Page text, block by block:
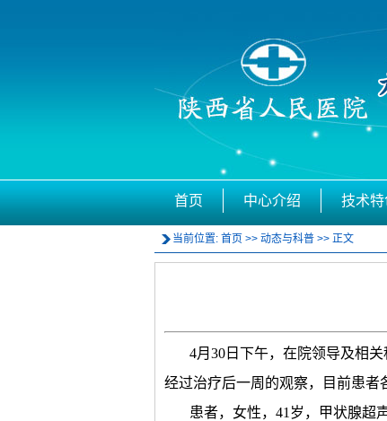
首页 中心介绍 技术特
当前位置: 首页 >> 动态与科普 >> 正文
4月30日下午，在院领导及相
经过治疗后一周的观察，目前患者
患者，女性，41岁，甲状腺超